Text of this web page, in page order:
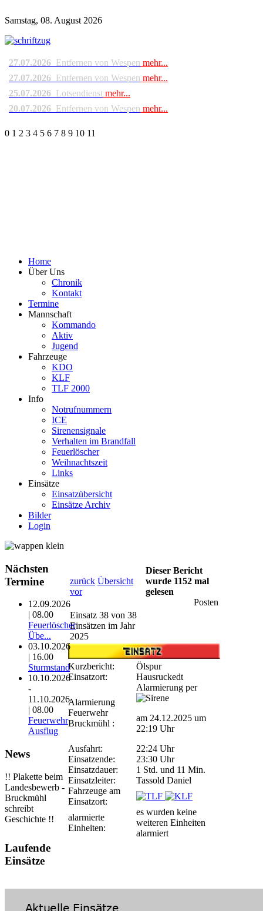
Samstag, 08. August 2026
27.07.2026 Entfernen von Wespen mehr...
27.07.2026 Entfernen von Wespen mehr...
25.07.2026 Lotsendienst mehr...
20.07.2026 Entfernen von Wespen mehr...
0 1 2 3 4 5 6 7 8 9 10 11
Home
Über Uns
Chronik
Kontakt
Termine
Mannschaft
Kommando
Aktiv
Jugend
Fahrzeuge
KDO
KLF
TLF 2000
Info
Notrufnummern
ICE
Sirenensignale
Verhalten im Brandfall
Feuerlöscher
Weihnachtszeit
Links
Einsätze
Einsatzübersicht
Einsätze Archiv
Bilder
Login
zurück Übersicht
vor
Dieser Bericht
wurde 1152 mal
gelesen
Posten
Einsatz 38 von 38
Einsätzen im Jahr
2025
Kurzbericht:
Ölspur
Einsatzort:
Hausruckedt
Alarmierung
Feuerwehr
Bruckmühl :
Alarmierung per
am 24.12.2025 um
22:19 Uhr
Ausfahrt:
22:24 Uhr
Einsatzende:
23:30 Uhr
Einsatzdauer:
1 Std. und 11 Min.
Einsatzleiter:
Tassold Daniel
Fahrzeuge am
Einsatzort:
alarmierte
Einheiten:
es wurden keine
weiteren Einheiten
alarmiert
Nächsten
Termine
12.09.2026
| 08.00
Feuerlöscher
Übe...
03.10.2026
| 16.00
Sturmstand
10.10.2026
-
11.10.2026
| 08.00
Feuerwehr
Ausflug
News
!! Plakette beim
Landesbewerb -
Bruckmühl
schreibt
Geschichte !!
Laufende
Einsätze